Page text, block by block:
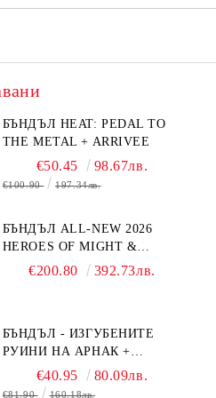
БЪНДЪЛ HEAT: PEDAL TO
THE METAL + ARRIVEE
€50.45 98.67лв.
€100.90 197.34лв.
БЪНДЪЛ ALL-NEW 2026
HEROES OF MIGHT &
MAGIC III: THE BOARD
€200.80 392.73лв.
БЪНДЪЛ - ИЗГУБЕНИТЕ
РУИНИ НА АРНАК +
ВОДАЧИ НА ЕКСПЕДИЦИИ
+ ПРОМО КАРТИ
€40.95 80.09лв.
€81.90 160.18лв.